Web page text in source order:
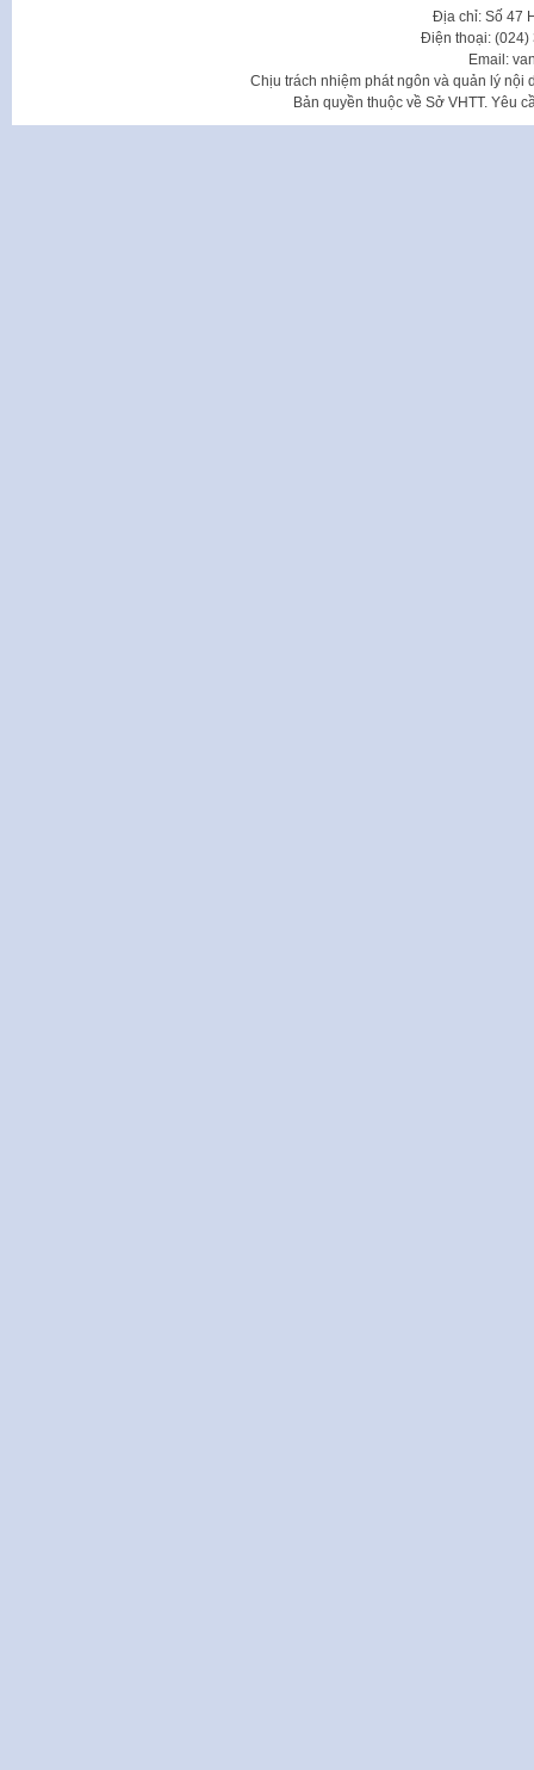
Địa chỉ: Số 47
Điện thoại: (024)
Email:
Chịu trách nhiệm phát ngôn và quản lý nội
Bản quyền thuộc về Sở VHTT. Yêu